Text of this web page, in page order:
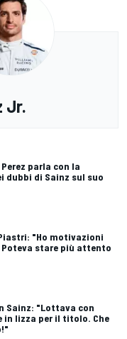
Jr.
parla con la
dubbi di Sainz sul suo
"Ho motivazioni
stare più attento
Sainz: "Lottava con
in lizza per il titolo. Che